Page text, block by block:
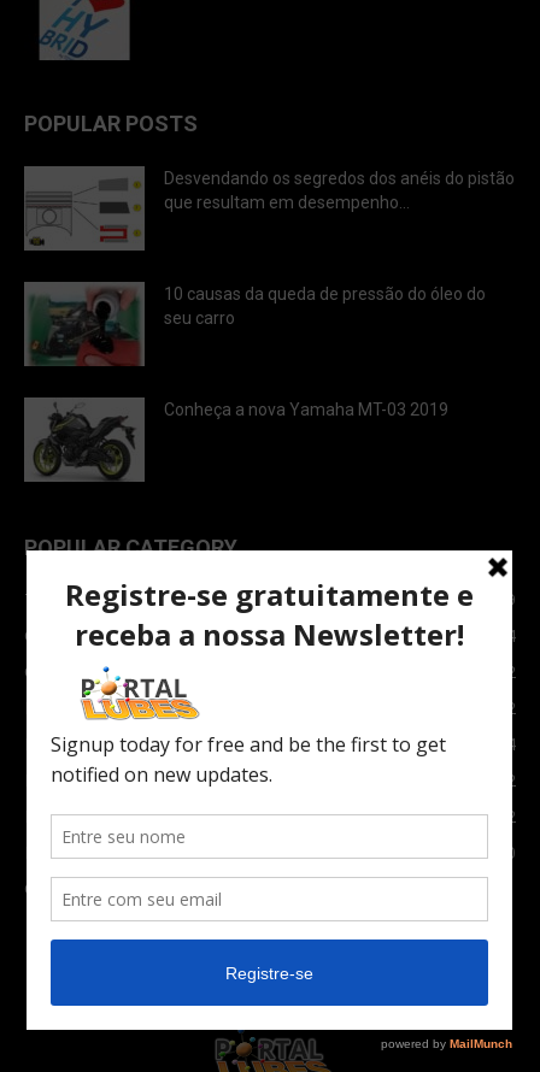
POPULAR POSTS
Desvendando os segredos dos anéis do pistão
que resultam em desempenho...
10 causas da queda de pressão do óleo do
seu carro
Conheça a nova Yamaha MT-03 2019
POPULAR CATEGORY
TOPNEWS
7089
Carro e Moto
3764
Carro
2082
Notícias
1852
Indústria
1024
Moto
972
Economia
672
Newsletter
630
Carros Verdes e Novas tecnologias automotivas